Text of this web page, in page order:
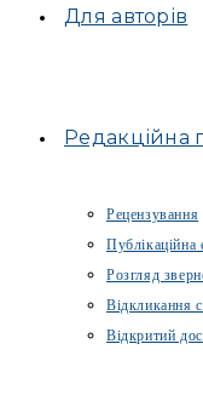
Для авторів
Редакційна
Рецензування
Публікаційна
Розгляд
Відкликання
Відкритий